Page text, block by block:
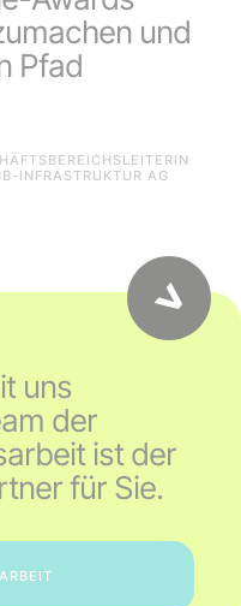
und
Pfad
INFRASTRUKTUR AG
uns
der
ist der
für Sie.